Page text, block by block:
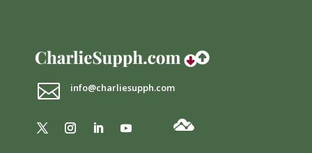
 info@charliesupph.com